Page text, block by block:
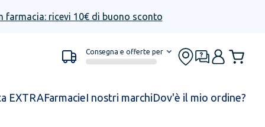
farmacia: ricevi 10€ di buono sconto
Consegna e offerte per
EXTRAFarmacieI nostri marchiDov'è il mio ordine?